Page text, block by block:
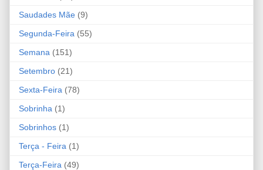
Saudades Mãe (9)
Segunda-Feira (55)
Semana (151)
Setembro (21)
Sexta-Feira (78)
Sobrinha (1)
Sobrinhos (1)
Terça - Feira (1)
Terça-Feira (49)